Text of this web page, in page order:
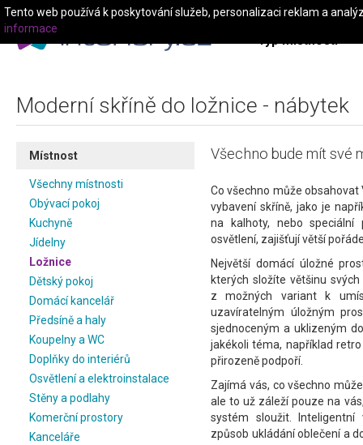
Typ místnosti
Moderní skříně do ložnice - nábytek
Místnost
Všechny místnosti
Obývací pokoj
Kuchyně
Jídelny
Ložnice
Dětský pokoj
Domácí kancelář
Předsíně a haly
Koupelny a WC
Doplňky do interiérů
Osvětlení a elektroinstalace
Stěny a podlahy
Komerční prostory
Kanceláře
Všechno bude mít své
Co všechno může
vybavení skříně, jako je
na kalhoty, nebo
osvětlení, zajišťují větší
Největší domácí úložné
kterých složíte většinu
z možných variant k
uzavíratelným úložným
sjednoceným a uklizeným
jakékoli téma, například
přirozeně podpoří.
Zajímá vás, co všechno
ale to už záleží pouze na
systém sloužit.
způsob ukládání oblečení a
Tento web používá k poskytování služeb, personalizaci reklam a
informace